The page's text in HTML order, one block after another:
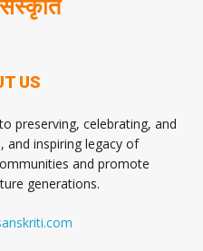
संस्कृति
US
preserving, celebrating, and
and inspiring legacy of
and promote
generations.